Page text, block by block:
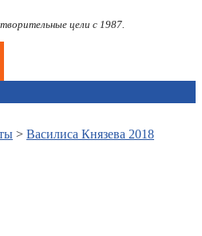
цели с 1987.
> Василиса Князева 2018